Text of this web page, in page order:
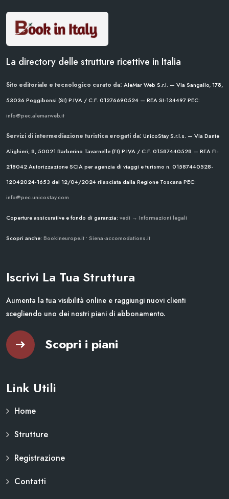
La directory delle strutture ricettive in Italia
Sito editoriale e tecnologico curato da: AleMar Web S.r.l. — Via Sangallo, 178,
53036 Poggibonsi (SI) P.IVA / C.F. 01276690524 — REA SI-134497PEC:
info@pec.alemarweb.it
Servizi di intermediazione turistica erogati da: UnicoStay S.r.l.s. — Via Dante
Alighieri, 8, 50021 Barberino Tavarnelle (FI) P.IVA / C.F. 01587440528 — REA FI-
218042Autorizzazione SCIA per agenzia di viaggi e turismo n. 01587440528-
12042024-1653 del 12/04/2024rilasciata dalla Regione Toscana PEC:
info@pec.unicostay.com
Coperture assicurative e fondo di garanzia: vedi → Informazioni legali
Scopri anche: Bookineurope.it • Siena-accomodations.it
Iscrivi La Tua Struttura
Aumenta la tua visibilità online e raggiungi nuovi clienti
scegliendo uno dei nostri piani di abbonamento.
Scopri i piani
Link Utili
Home
Strutture
Registrazione
Contatti